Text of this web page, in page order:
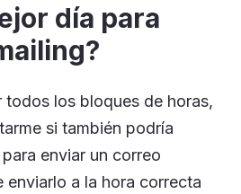
día para
todos los bloques de horas,
si también podría
enviar un correo
enviarlo a la hora correcta